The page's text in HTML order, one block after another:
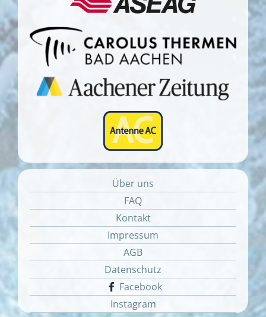
Über uns
FAQ
Kontakt
Impressum
AGB
Datenschutz
Facebook
Instagram